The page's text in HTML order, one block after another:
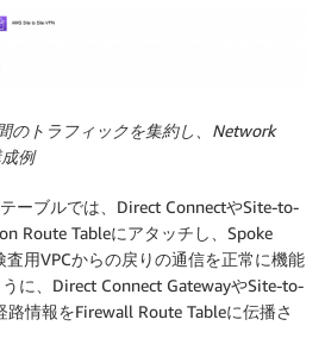
のトラフィックを集約し、Network
例
ーブルでは、Direct ConnectやSite-to-
Route Tableにアタッチし、Spoke
用VPCからの戻りの通信を正常に機能
に、Direct Connect GatewayやSite-to-
情報をFirewall Route Tableに伝播さ